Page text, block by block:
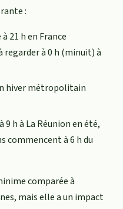
:
21 h en France
à 0 h (minuit) à
hiver métropolitain
9 h à La Réunion en été,
commencent à 6 h du
comparée à
mais elle a un impact